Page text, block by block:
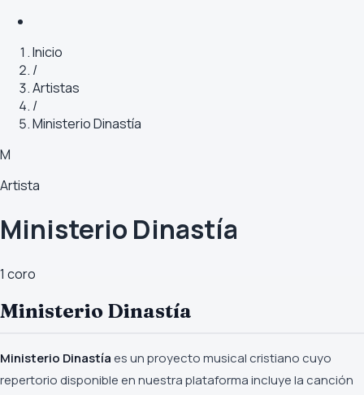
Inicio
/
Artistas
/
Ministerio Dinastía
M
Artista
Ministerio Dinastía
1 coro
Ministerio Dinastía
Ministerio Dinastíaes un proyecto musical cristiano cuyo
repertorio disponible en nuestra plataforma incluye la canción